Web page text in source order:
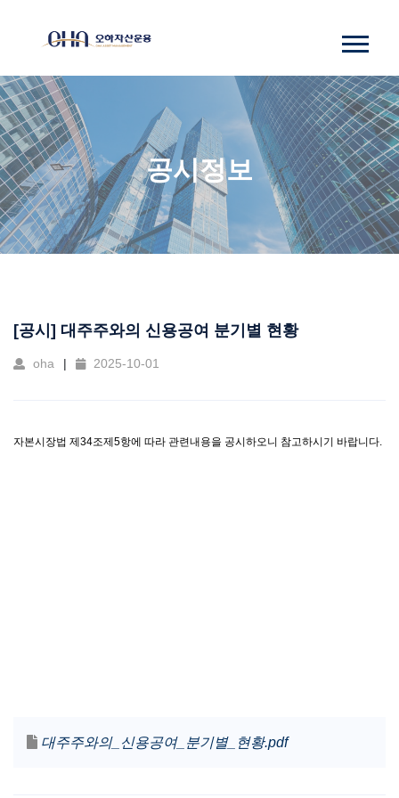
공시정보
[공시] 대주주와의 신용공여 분기별 현황
oha 2025-10-01
자본시장법 제34조제5항에 따라 관련내용을 공시하오니 참고하시기 바랍니다.
대주주와의_신용공여_분기별_현황.pdf